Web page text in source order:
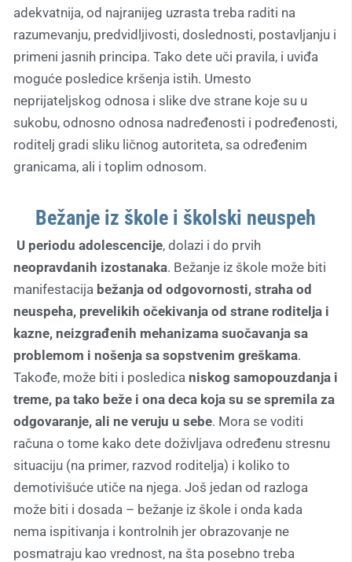
adekvatnija, od najranijeg uzrasta treba raditi na
razumevanju, predvidljivosti, doslednosti, postavljanju i
primeni jasnih principa. Tako dete uči pravila, i uviđa
moguće posledice kršenja istih. Umesto
neprijateljskog odnosa i slike dve strane koje su u
sukobu, odnosno odnosa nadređenosti i podređenosti,
roditelj gradi sliku ličnog autoriteta, sa određenim
granicama, ali i toplim odnosom.
Bežanje iz škole i školski neuspeh
U periodu adolescencije, dolazi i do prvih
neopravdanih izostanaka. Bežanje iz škole može biti
manifestacija bežanja od odgovornosti, straha od
neuspeha, prevelikih očekivanja od strane roditelja i
kazne, neizgrađenih mehanizama suočavanja sa
problemom i nošenja sa sopstvenim greškama.
Takođe, može biti i posledica niskog samopouzdanja i
treme, pa tako beže i ona deca koja su se spremila za
odgovaranje, ali ne veruju u sebe. Mora se voditi
računa o tome kako dete doživljava određenu stresnu
situaciju (na primer, razvod roditelja) i koliko to
demotivišuće utiče na njega. Još jedan od razloga
može biti i dosada – bežanje iz škole i onda kada
nema ispitivanja i kontrolnih jer obrazovanje ne
posmatraju kao vrednost, na šta posebno treba